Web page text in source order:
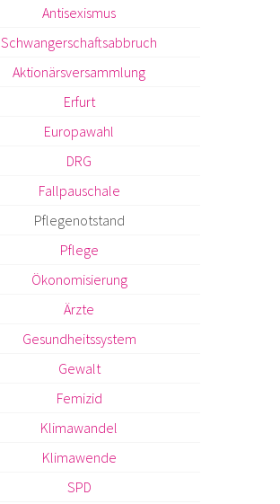
Antisexismus
Schwangerschaftsabbruch
Aktionärsversammlung
Erfurt
Europawahl
DRG
Fallpauschale
Pflegenotstand
Pflege
Ökonomisierung
Ärzte
Gesundheitssystem
Gewalt
Femizid
Klimawandel
Klimawende
SPD